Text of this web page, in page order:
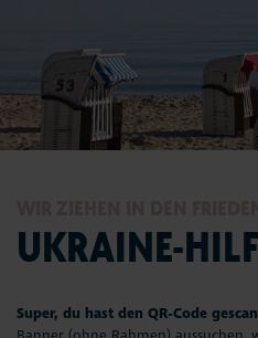
UKRAINE-
Super, du hast den QR-Code